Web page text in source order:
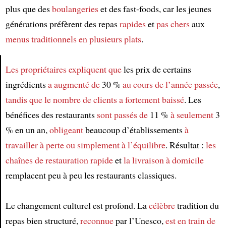
Article
plus que desboulangerieset des fast-foods, car les jeunes
générations préfèrent des repasrapidesetpas chersaux
menus traditionnels en plusieurs plats.
Les propriétairesexpliquent queles prix de certains
ingrédientsa augmenté de30 % au cours de l’année passée,
tandis quele nombre de clientsa fortement baissé. Les
bénéfices des restaurants sont passés de11 % à seulement3
% en un an, obligeantbeaucoup d’établissementsà
travailler à perteou simplement à l’équilibre. Résultat : les
chaînes de restauration rapideetla livraison à domicile
remplacent peu à peu les restaurants classiques.
Le changement culturel est profond. Lacélèbretradition du
repas bien structuré, reconnuepar l’Unesco, est en train de